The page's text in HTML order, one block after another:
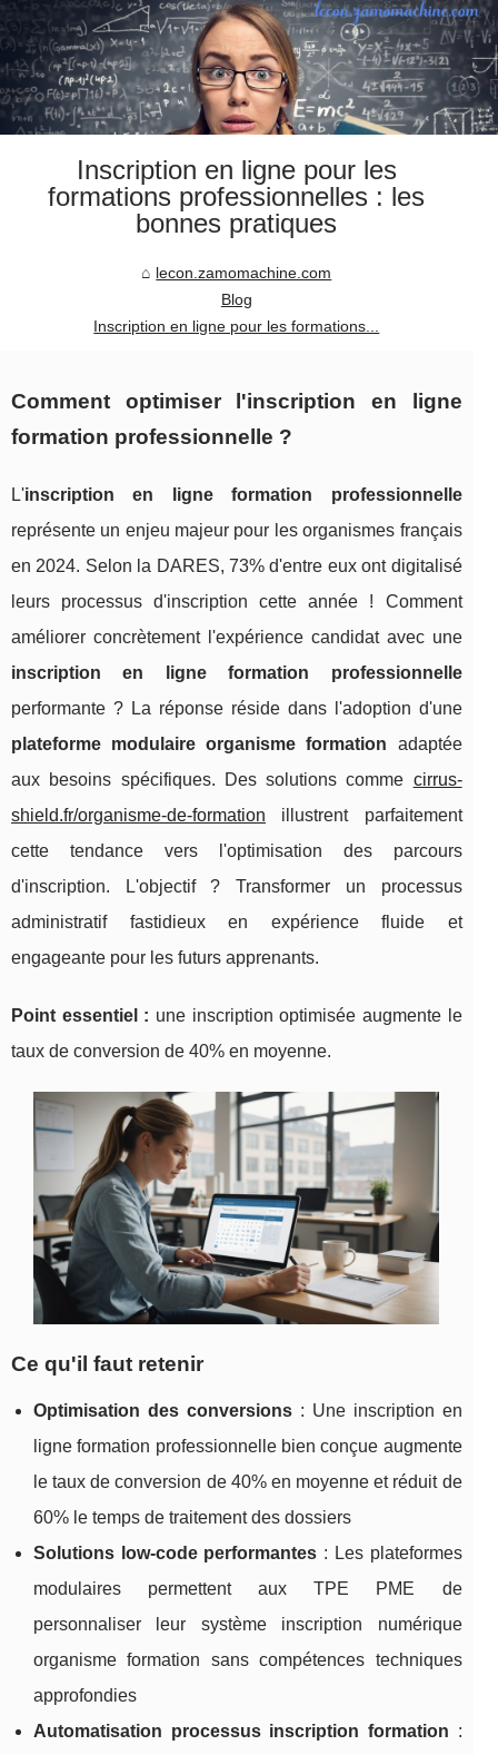
Inscription en ligne pour les
formations professionnelles : les
bonnes pratiques
lecon.zamomachine.com
Blog
Inscription en ligne pour les formations...
Comment optimiser l'inscription en ligne
formation professionnelle ?
L'inscription en ligne formation professionnelle
représente un enjeu majeur pour les organismes français
en 2024. Selon la DARES, 73% d'entre eux ont digitalisé
leurs processus d'inscription cette année ! Comment
améliorer concrètement l'expérience candidat avec une
inscription en ligne formation professionnelle
performante ? La réponse réside dans l'adoption d'une
plateforme modulaire organisme formation adaptée
aux besoins spécifiques. Des solutions comme cirrus-
shield.fr/organisme-de-formation illustrent parfaitement
cette tendance vers l'optimisation des parcours
d'inscription. L'objectif ? Transformer un processus
administratif fastidieux en expérience fluide et
engageante pour les futurs apprenants.
Point essentiel : une inscription optimisée augmente le
taux de conversion de 40% en moyenne.
Ce qu'il faut retenir
Optimisation des conversions: Une inscription en
ligne formation professionnelle bien conçue augmente
le taux de conversion de 40% en moyenne et réduit de
60% le temps de traitement des dossiers
Solutions low-code performantes : Les plateformes
modulaires permettent aux TPE PME de
personnaliser leur système inscription numérique
organisme formation sans compétences techniques
approfondies
Automatisation processus inscription formation :